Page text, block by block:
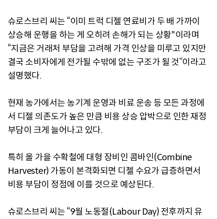
슈로스브리 씨는 “이미 트럭 디젤 연료비가 두 배 가까이
상승해 운행을 하는 게 오히려 손해가 되는 상황"이라며
“지금은 거래처 부담을 고려해 가격 인상을 미루고 있지만
결국 소비자에게 전가될 수밖에 없는 구조가 될 것”이라고
설명했다.
현재 농가에서는 농기계 운영과 비료 운송 등 모든 과정에
서 디젤 의존도가 높은 만큼 비용 상승 압박으로 인한 재정
부담이 크게 늘어나고 있다.
특히 올 가을 수확철에 대형 장비인 콤바인(Combine
Harvester) 가동이 본격화되면 디젤 수요가 급증하면서
비용 부담이 정점에 이를 것으로 예상된다.
슈로스브리 씨는 “9월 노동절(Labour Day) 전후까지 유